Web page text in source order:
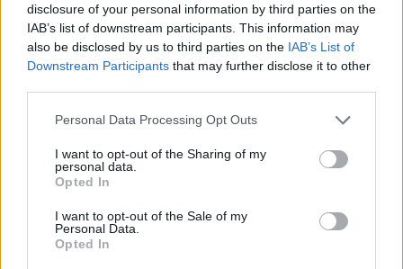
disclosure of your personal information by third parties on the
IAB’s list of downstream participants. This information may
also be disclosed by us to third parties on the IAB’s List of
Downstream Participants that may further disclose it to other
Personal Data Processing Opt Outs
I want to opt-out of the Sharing of my
personal data.
Opted In
I want to opt-out of the Sale of my
Personal Data.
Opted In
únicamente recaudatoria, sino de una
herramienta para mejorar la isla y la
calidad de vida de quienes la habitan.
Estos fondos deben destinarse a
ámbitos en los que las
administraciones locales sí tenemos
sociosanitaria, reforzando la atención a
como a programas de formación y
empleo que generen oportunidades
reales y estables.
Del mismo modo, resulta
imprescindible invertir en el
mantenimiento y la conservación de la